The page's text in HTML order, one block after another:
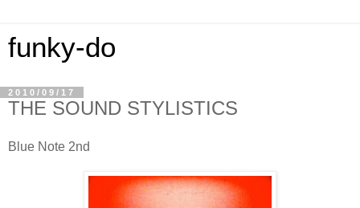
funky-do
2010/09/17
THE SOUND STYLISTICS
Blue Note 2nd